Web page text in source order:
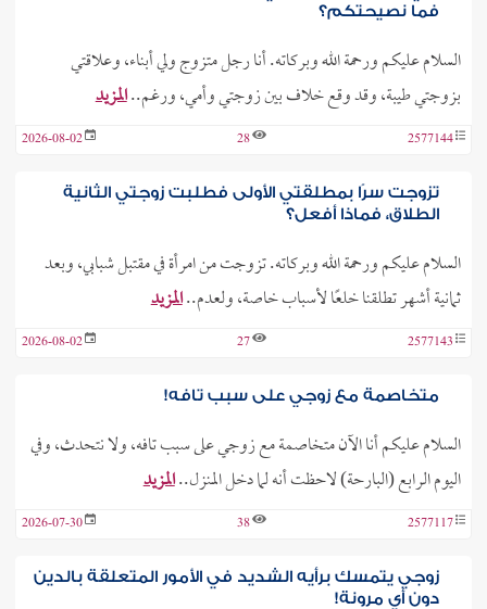
فما نصيحتكم؟
السلام عليكم ورحمة الله وبركاته. أنا رجل متزوج ولي أبناء، وعلاقتي
بزوجتي طيبة، وقد وقع خلاف بين زوجتي وأمي، ورغم..المزيد
2577144
28
2026-08-02
تزوجت سرًا بمطلقتي الأولى فطلبت زوجتي الثانية
الطلاق، فماذا أفعل؟
السلام عليكم ورحمة الله وبركاته. تزوجت من امرأة في مقتبل شبابي، وبعد
ثمانية أشهر تطلقنا خلعًا لأسباب خاصة، ولعدم..المزيد
2577143
27
2026-08-02
متخاصمة مع زوجي على سبب تافه!
السلام عليكم أنا الآن متخاصمة مع زوجي على سبب تافه، ولا نتحدث، وفي
اليوم الرابع (البارحة) لاحظت أنه لما دخل المنزل..المزيد
2577117
38
2026-07-30
زوجي يتمسك برأيه الشديد في الأمور المتعلقة بالدين
دون أي مرونة!